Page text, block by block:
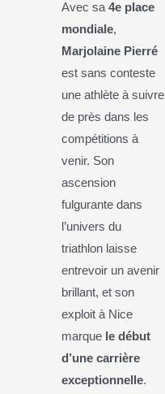
Avec sa4e place
mondiale,
Marjolaine Pierré
est sans conteste
une athlète à suivre
de près dans les
compétitions à
venir. Son
ascension
fulgurante dans
l’univers du
triathlon laisse
entrevoir un avenir
brillant, et son
exploit à Nice
marque le début
d’une carrière
exceptionnelle.